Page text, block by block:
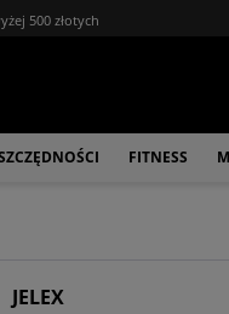
500 złotych
FITNESS
JELEX